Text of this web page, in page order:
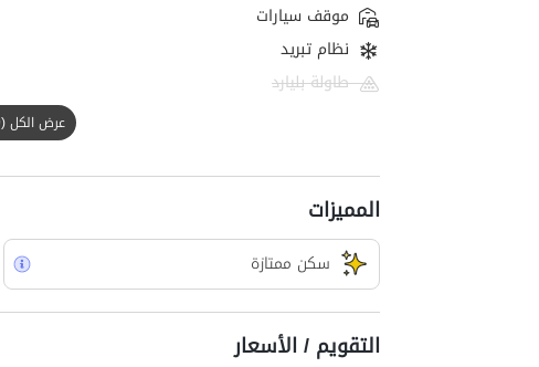
موقف سيارات
نظام تبريد
طاولة بليارد
عرض الكل (19 خيار)
المميزات
سکن ممتازة
التقويم / الأسعار